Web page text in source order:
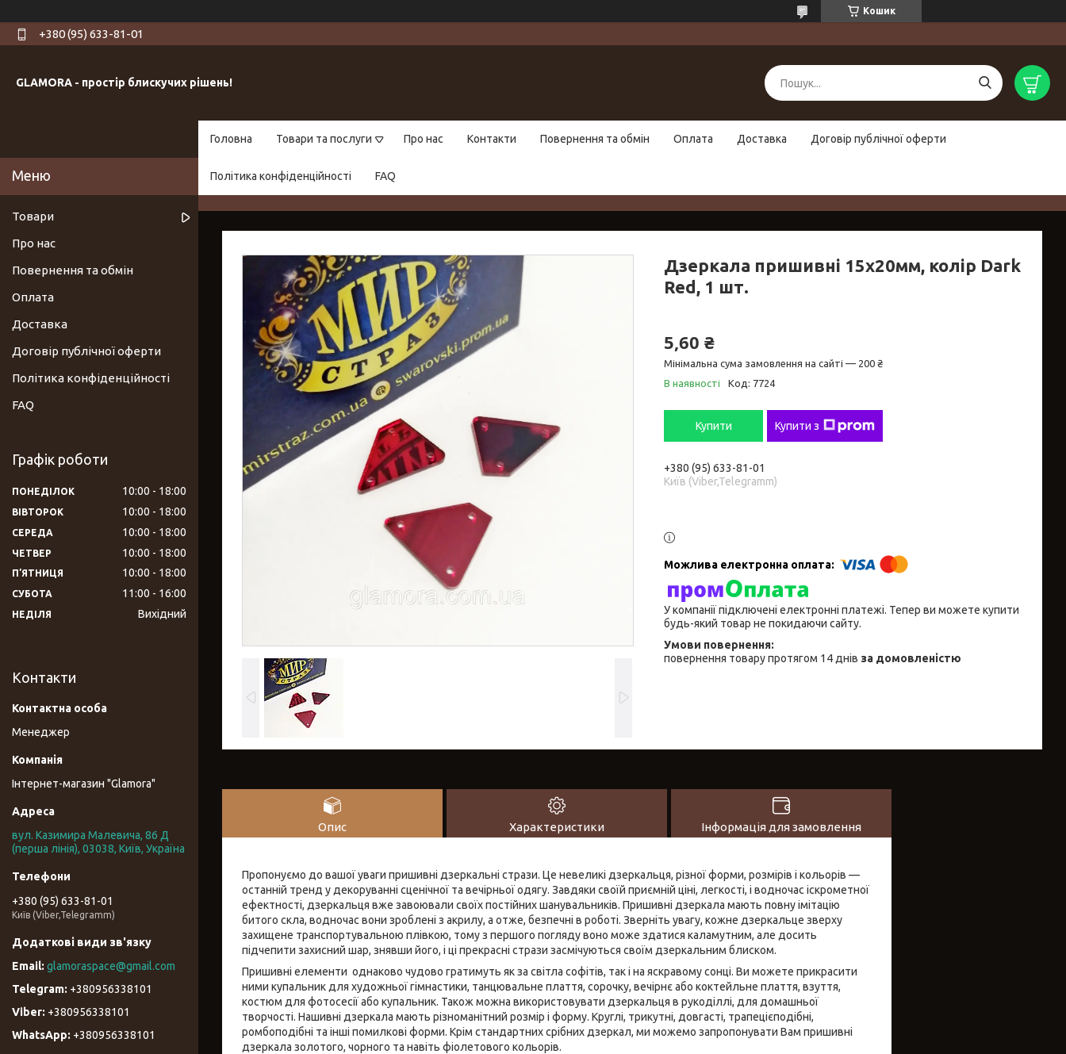
Кошик
+380 (95) 633-81-01
GLAMORA - простір блискучих рішень!
Головна Товари та послуги Про нас Контакти Повернення та обмін Оплата Доставка Договір публічної оферти
Політика конфіденційності FAQ
Дзеркала пришивні 15х20мм, колір Dark
Red, 1 шт.
5,60 ₴
Мінімальна сума замовлення на сайті — 200 ₴
В наявності
Код: 7724
Купити Купити з
+380 (95) 633-81-01
Київ (Viber,Telegramm)
У компанії підключені електронні платежі. Тепер ви можете купити
будь-який товар не покидаючи сайту.
повернення товару протягом 14 днів за домовленістю
Опис Характеристики Інформація для замовлення
Пропонуємо до вашої уваги пришивні дзеркальні стрази. Це невеликі дзеркальця, різної форми, розмірів і кольорів —
останній тренд у декоруванні сценічної та вечірньої одягу. Завдяки своїй приємній ціні, легкості, і водночас іскрометної
ефектності, дзеркальця вже завоювали своїх постійних шанувальників. Пришивні дзеркала мають повну імітацію
битого скла, водночас вони зроблені з акрилу, а отже, безпечні в роботі. Зверніть увагу, кожне дзеркальце зверху
захищене транспортувальною плівкою, тому з першого погляду воно може здатися каламутним, але досить
підчепити захисний шар, знявши його, і ці прекрасні стрази засмічуються своїм дзеркальним блиском.
Пришивні елементи однаково чудово гратимуть як за світла софітів, так і на яскравому сонці. Ви можете прикрасити
ними купальник для художньої гімнастики, танцювальне плаття, сорочку, вечірнє або коктейльне плаття, взуття,
костюм для фотосесії або купальник. Також можна використовувати дзеркальця в рукоділлі, для домашньої
творчості. Нашивні дзеркала мають різноманітний розмір і форму. Круглі, трикутні, довгасті, трапецієподібні,
ромбоподібні та інші помилкові форми. Крім стандартних срібних дзеркал, ми можемо запропонувати Вам пришивні
дзеркала золотого, чорного та навіть фіолетового кольорів.
Товари
Про нас
Повернення та обмін
Оплата
Доставка
Договір публічної оферти
Політика конфіденційності
FAQ
Графік роботи
ПОНЕДІЛОК 10:00 18:00
ВІВТОРОК 10:00 18:00
СЕРЕДА 10:00 18:00
ЧЕТВЕР 10:00 18:00
ПʼЯТНИЦЯ 10:00 18:00
СУБОТА 11:00 16:00
НЕДІЛЯ Вихідний
Контакти
Менеджер
Інтернет-магазин "Glamora"
вул. Казимира Малевича, 86 Д
(перша лінія), 03038, Київ, Україна
+380 (95) 633-81-01
Київ (Viber,Telegramm)
glamoraspace@gmail.com
+380956338101
+380956338101
+380956338101